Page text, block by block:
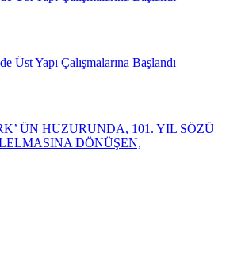
Üst Yapı Çalışmalarına Başlandı
ÜN HUZURUNDA, 101. YIL SÖZÜ
DÖNÜŞEN,